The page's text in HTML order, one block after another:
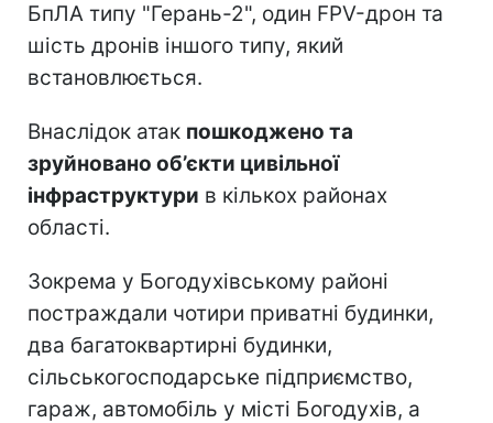
БпЛА типу "Герань-2", один FPV-дрон та
шість дронів іншого типу, який
встановлюється.
Внаслідок атак пошкоджено та
зруйновано об’єкти цивільної
інфраструктури в кількох районах
області.
Зокрема у Богодухівському районі
постраждали чотири приватні будинки,
два багатоквартирні будинки,
сільськогосподарське підприємство,
гараж, автомобіль у місті Богодухів, а